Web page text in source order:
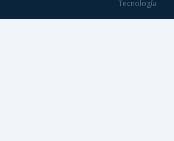
Tecnología